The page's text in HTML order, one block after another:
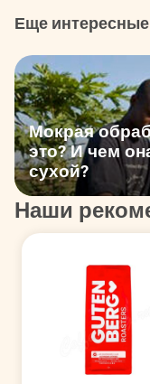
Еще интересные
Мокрая
это? И чем
сухой?
Наши